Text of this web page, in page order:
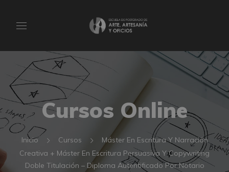
Cursos Online
Inicio Cursos
Máster En Escritura Y Narración
Creativa + Máster En Escritura Persuasiva Y Copywriting
Doble Titulación – Diploma Autentificado Por Notario